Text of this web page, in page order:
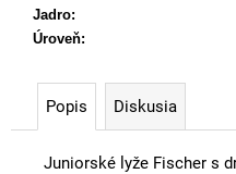
Jadro:
Úroveň:
Popis Diskusia
Juniorské lyže Fischer s